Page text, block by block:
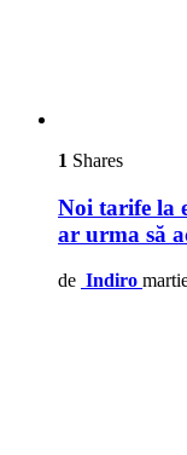
1 Shares
Noi tarife la
ar urma să
de Indiro